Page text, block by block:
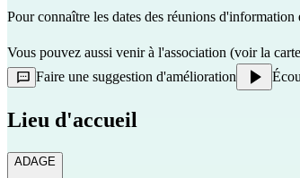
Pour connaître les dates des réunions
Vous pouvez aussi venir à l'association (voir la
Faire une suggestion d'amélioration
Lieu d'accueil
ADAGE